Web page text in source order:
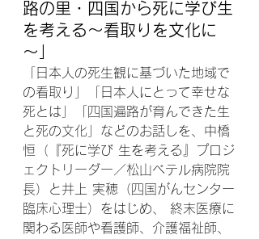
路の里・四国から死に学び生
を考える～看取りを文化に
～
「日本人の死生観に基づいた地域で
の看取り」「日本人にとって幸せな
死とは」「四国遍路が育んできた生
と死の文化」などのお話しを、中橋
恒（『死に学び 生を考える』プロジ
ェクトリーダー／松山ベテル病院院
長）と井上 実穂（四国がんセンター
臨床心理士）をはじめ、 終末医療に
関わる医師や看護師、介護福祉師、